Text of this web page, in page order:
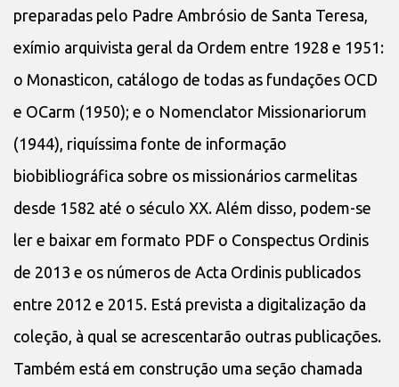
preparadas pelo Padre Ambrósio de Santa Teresa,
exímio arquivista geral da Ordem entre 1928 e 1951:
o Monasticon, catálogo de todas as fundações OCD
e OCarm (1950); e o Nomenclator Missionariorum
(1944), riquíssima fonte de informação
biobibliográfica sobre os missionários carmelitas
desde 1582 até o século XX. Além disso, podem-se
ler e baixar em formato PDF o Conspectus Ordinis
de 2013 e os números de Acta Ordinis publicados
entre 2012 e 2015. Está prevista a digitalização da
coleção, à qual se acrescentarão outras publicações.
Também está em construção uma seção chamada